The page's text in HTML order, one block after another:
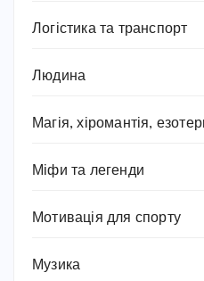
Логістика та транспорт
Людина
Магія, хіромантія,
Міфи та легенди
Мотивація для спорту
Музика